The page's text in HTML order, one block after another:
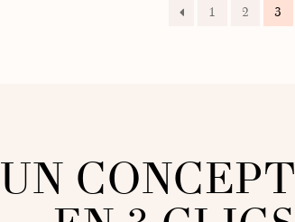
1 2 3
UN CONCEPT